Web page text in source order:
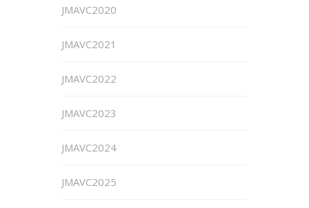
JMAVC2020
JMAVC2021
JMAVC2022
JMAVC2023
JMAVC2024
JMAVC2025